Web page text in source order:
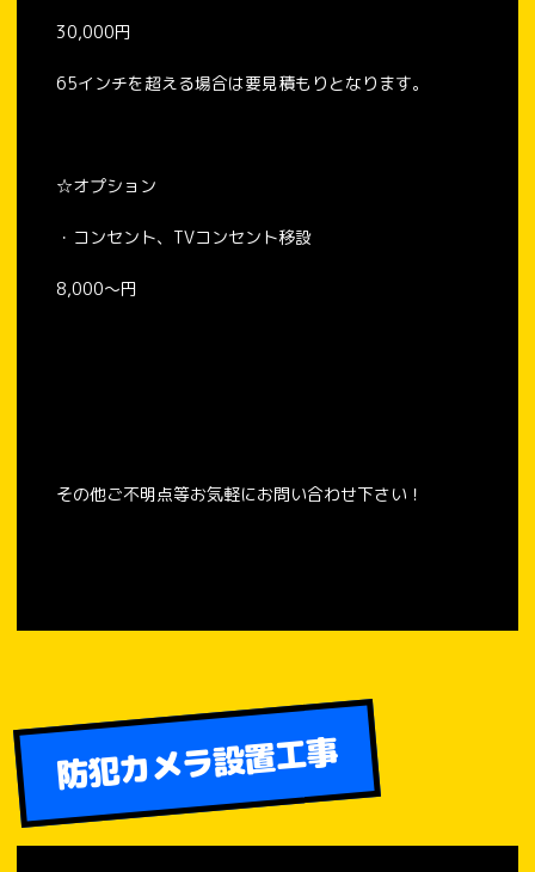
30,000円
65インチを超える場合は要見積もりとなります。
☆オプション
・コンセント、TVコンセント移設
8,000〜円
その他ご不明点等お気軽にお問い合わせ下さい！
防犯カメラ設置工事